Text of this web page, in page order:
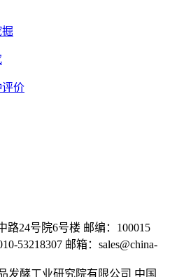
价
24号院6号楼 邮编：100015
53218307 邮箱：sales@china-
发酵工业研究院有限公司 中国